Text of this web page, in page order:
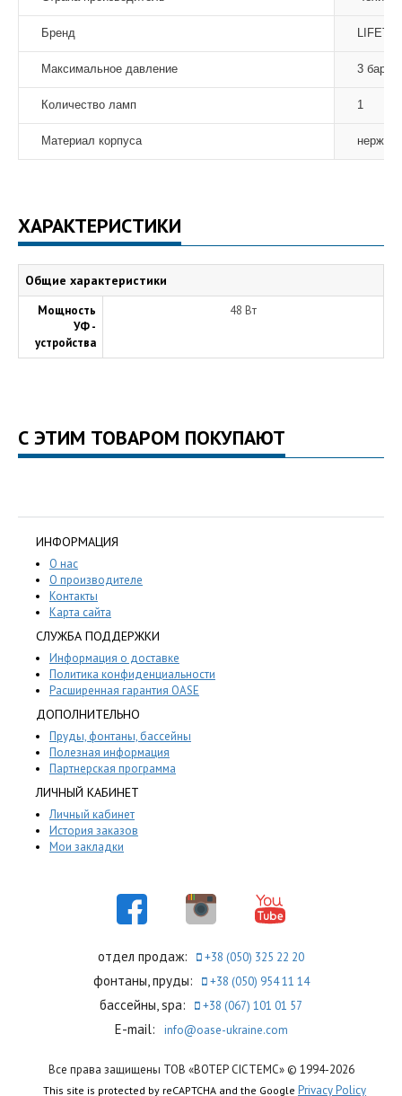
Бренд
Максимальное давление 3 бар
Количество ламп 1
Материал корпуса
ХАРАКТЕРИСТИКИ
Общие характеристики
Мощность
УФ -
устройства
48 Вт
С ЭТИМ ТОВАРОМ ПОКУПАЮТ
ИНФОРМАЦИЯ
О нас
О производителе
Контакты
Карта сайта
СЛУЖБА ПОДДЕРЖКИ
Информация о доставке
Политика конфиденциальности
Расширенная гарантия OASE
ДОПОЛНИТЕЛЬНО
Пруды, фонтаны, бассейны
Полезная информация
Партнерская программа
ЛИЧНЫЙ КАБИНЕТ
Личный кабинет
История заказов
Мои закладки
отдел продаж: +38 (050) 325 22 20
фонтаны, пруды: +38 (050) 954 11 14
бассейны, spa: +38 (067) 101 01 57
E-mail: info@oase-ukraine.com
Все права защищены ТОВ «ВОТЕР СІСТЕМС» © 1994-2026
This site is protected by reCAPTCHA and the Google Privacy Policy